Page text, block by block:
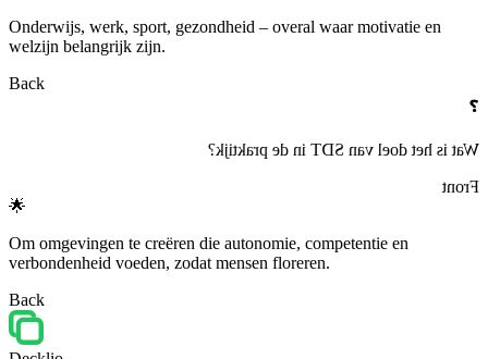
Onderwijs, werk, sport, gezondheid – overal waar motivatie en
welzijn belangrijk zijn.
Back
❓
Wat is het doel van SDT in de praktijk?
Front
🌟
Om omgevingen te creëren die autonomie, competentie en
verbondenheid voeden, zodat mensen floreren.
Back